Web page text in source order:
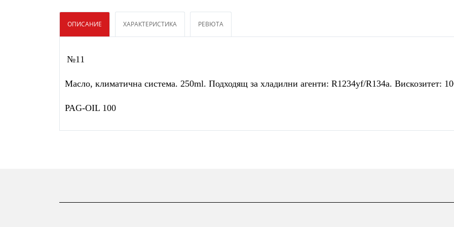
ОПИСАНИЕ ХАРАКТЕРИСТИКА РЕВЮТА
№11
Масло, климатична система. 250ml. Подходящ за хладилни агенти: R1234yf/R134a. Вискозитет:
PAG-OIL 100